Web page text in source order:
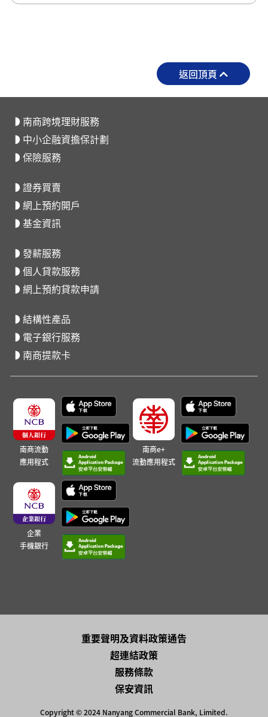
返回頂頁
南商跨境理財服務
中小企融資擔保計劃
保險服務
證券買賣
網上預約開戶
基金資訊
發薪服務
個人貸款服務
網上預約貸款申請
結構性產品
電子銀行服務
南商提款卡
南商流動
應用程式
南商e+
流動應用程式
企業
手機銀行
重要聲明及資料政策通告
超連結政策
服務條款
保安資訊
Copyright © 2024 Nanyang Commercial Bank, Limited.